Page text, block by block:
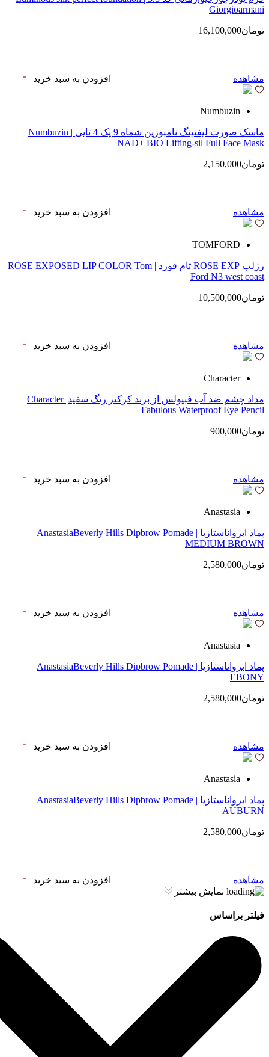
Giorgioarmani
تومان16,100,000
مشاهده افزودن به سبد خرید
Numbuzin
ماسک صورت لیفتینگ نامبوزین شماه 9 پک 4 تایی | Numbuzin
NAD+ BIO Lifting-sil Full Face Mask
تومان2,150,000
مشاهده افزودن به سبد خرید
TOMFORD
رژلب ROSE EXP تام فورد | ROSE EXPOSED LIP COLOR Tom
Ford N3 west coast
تومان10,500,000
مشاهده افزودن به سبد خرید
Character
مداد چشم ضد آب فبیولس از برند کرکتر رنگ سفید| Character
Fabulous Waterproof Eye Pencil
تومان900,000
مشاهده افزودن به سبد خرید
Anastasia
پماد ابرواناستازیا | AnastasiaBeverly Hills Dipbrow Pomade
MEDIUM BROWN
تومان2,580,000
مشاهده افزودن به سبد خرید
Anastasia
پماد ابرواناستازیا | AnastasiaBeverly Hills Dipbrow Pomade
EBONY
تومان2,580,000
مشاهده افزودن به سبد خرید
Anastasia
پماد ابرواناستازیا | AnastasiaBeverly Hills Dipbrow Pomade
AUBURN
تومان2,580,000
مشاهده
افزودن به سبد خرید
نمایش بیشتر
فیلتر براساس